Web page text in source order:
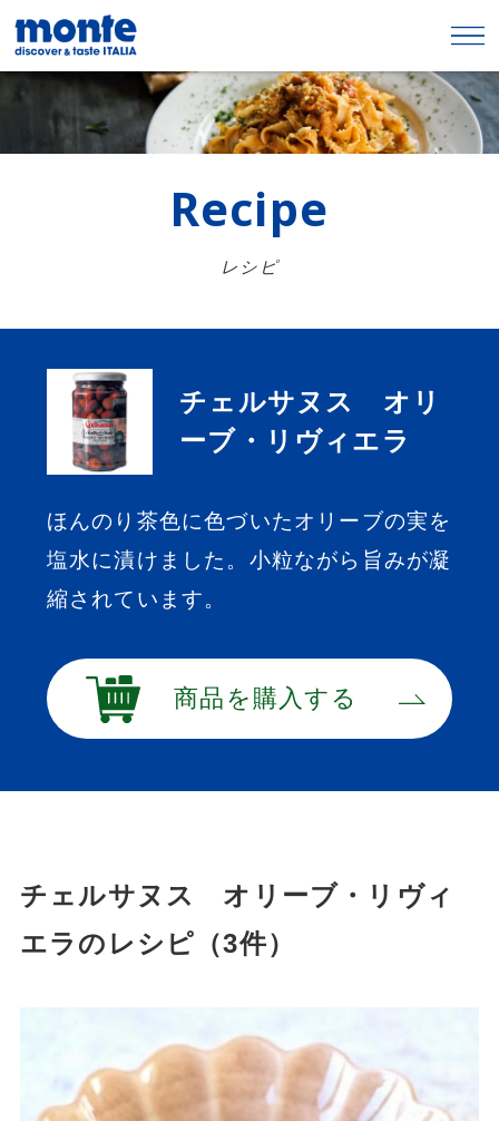
Recipe
レシピ
チェルサヌス オリ
ーブ・リヴィエラ
ほんのり茶色に色づいたオリーブの実を
塩水に漬けました。小粒ながら旨みが凝
縮されています。
商品を購入する
チェルサヌス オリーブ・リヴィ
エラのレシピ（3件）